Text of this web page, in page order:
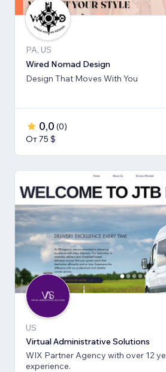
PA, US
Wired Nomad Design
Design That Moves With You
0,0 (0)
От 75 $
US
Virtual Administrative Solutions
WIX Partner Agency with over 12
experience.